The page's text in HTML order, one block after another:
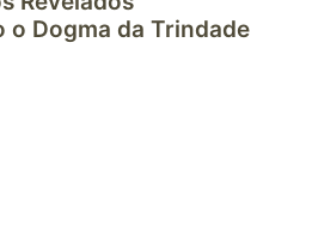
o Dogma da Trindade